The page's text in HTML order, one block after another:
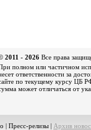
2011 - 2026 Все права
полном или частичном
ответственности за
по текущему курсу ЦБ
может отличаться от
| Пресс-релизы | Архив